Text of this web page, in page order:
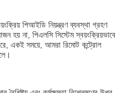
পিআইডি নিয়ন্ত্রণ ব্যবস্থা গ্রহণ
হয় না, পিএলসি সিস্টেম স্বয়ংক্রিয়ভাবে
একই সময়ে, আমরা রিমোট কন্ট্রোল